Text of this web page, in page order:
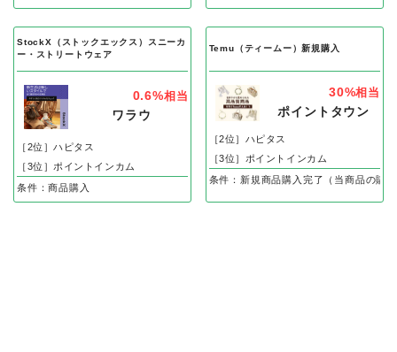
StockX（ストックエックス）スニーカ
ー・ストリートウェア
0.6%相当
ワラウ
［2位］ハピタス
［3位］ポイントインカム
条件：商品購入
Temu（ティームー）新規購入
30%相当
ポイントタウン
［2位］ハピタス
［3位］ポイントインカム
条件：新規商品購入完了（当商品の購